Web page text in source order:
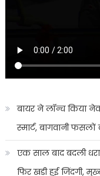
बायर ने लॉन्च किया
स्मार्ट, बागवानी
एक साल बाद बदली
फिर खड़ी हुई जिंदगी,